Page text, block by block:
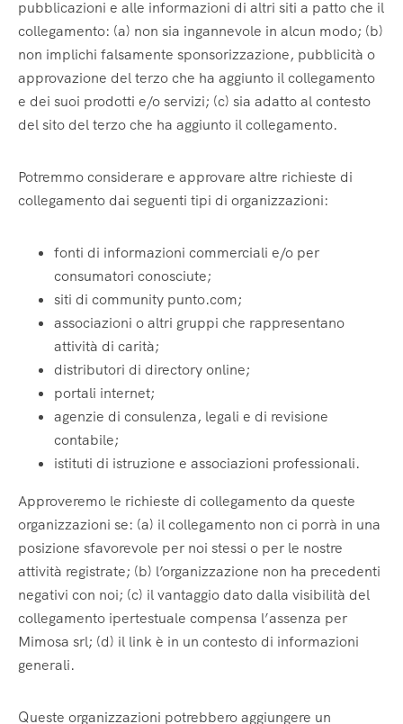
pubblicazioni e alle informazioni di altri siti a patto che il
collegamento: (a) non sia ingannevole in alcun modo; (b)
non implichi falsamente sponsorizzazione, pubblicità o
approvazione del terzo che ha aggiunto il collegamento
e dei suoi prodotti e/o servizi; (c) sia adatto al contesto
del sito del terzo che ha aggiunto il collegamento.
Potremmo considerare e approvare altre richieste di
collegamento dai seguenti tipi di organizzazioni:
fonti di informazioni commerciali e/o per
consumatori conosciute;
siti di community punto.com;
associazioni o altri gruppi che rappresentano
attività di carità;
distributori di directory online;
portali internet;
agenzie di consulenza, legali e di revisione
contabile;
istituti di istruzione e associazioni professionali.
Approveremo le richieste di collegamento da queste
organizzazioni se: (a) il collegamento non ci porrà in una
posizione sfavorevole per noi stessi o per le nostre
attività registrate; (b) l’organizzazione non ha precedenti
negativi con noi; (c) il vantaggio dato dalla visibilità del
collegamento ipertestuale compensa l’assenza per
Mimosa srl; (d) il link è in un contesto di informazioni
generali.
Queste organizzazioni potrebbero aggiungere un